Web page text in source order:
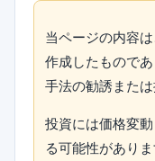
当ページの内容
作成したもので
手法の勧誘また
投資には価格変
る可能性があり